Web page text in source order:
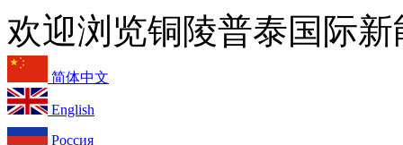
欢迎浏览铜陵普泰国际
简体中文
English
Россия